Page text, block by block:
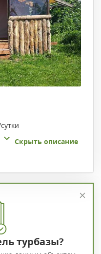
Скрыть описание
турбазы?